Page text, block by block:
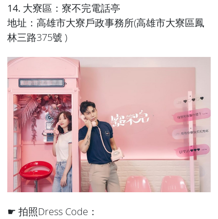
14. 大寮區：寮不完電話亭
地址：高雄市大寮戶政事務所(高雄市大寮區鳳
林三路375號 )
☛ 拍照Dress Code：